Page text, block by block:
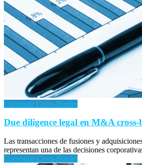
Corporate Cross-Border
Due diligence legal en M&A
Las transacciones de fusiones y
representan una de las decisiones
Corporate Cross-Border